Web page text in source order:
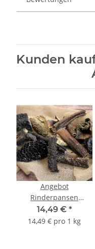
Kunden
Angebot
Rinderpansen
Deutsch 1 kg
getrocknet
14,49 € *
14,49 € pro 1 kg